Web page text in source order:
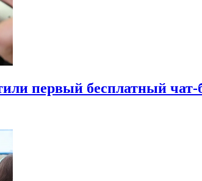
первый бесплатный чат-